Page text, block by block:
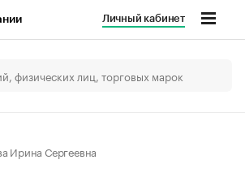
Личный кабинет
Ирина Сергеевна